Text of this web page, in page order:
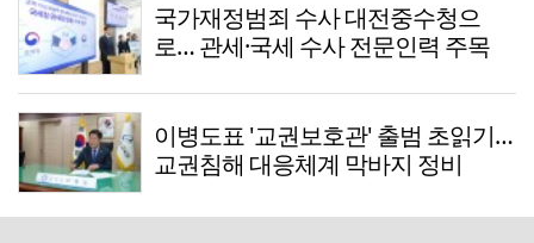
국가재정범죄 수사 대전중수청으
로… 관세·국세 수사 전문인력 주목
이병도표 '교권보호관' 출범 초읽기…
교권침해 대응체계 막바지 정비